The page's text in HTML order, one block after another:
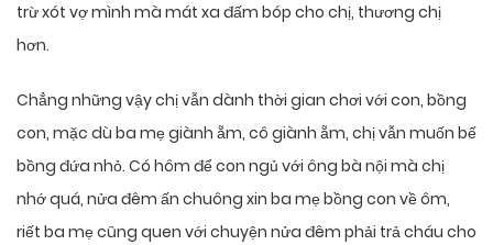
trừ xót vợ mình mà mát xa đấm bóp cho chị, thương chị
hơn.
Chẳng những vậy chị vẫn dành thời gian chơi với con, bồng
con, mặc dù ba mẹ giành ẵm, cô giành ẵm, chị vẫn muốn bế
bồng đứa nhỏ. Có hôm để con ngủ với ông bà nội mà chị
nhớ quá, nửa đêm ấn chuông xin ba mẹ bồng con về ôm,
riết ba mẹ cũng quen với chuyện nửa đêm phải trả cháu cho